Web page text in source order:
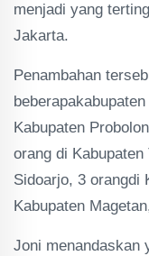
menjadi yang
Jakarta.
Penambahan
Kabupaten
orang di
Sidoarjo, 3 orangdi
Kabupaten
Joni menandaskan